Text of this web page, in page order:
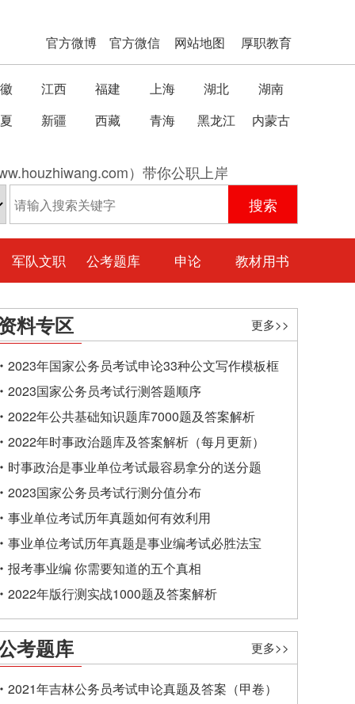
官方微博 官方微信 网站地图 厚职教育
江西 福建 上海 湖北
湖南
新疆 西藏 青海 黑龙江 内蒙古
）带你公职上岸
军队文职 公考题库 申论 教材用书
料专区 更多>>
2023年国家公务员考试申论33种公文写作模板框
架
2023国家公务员考试行测答题顺序
2022年公共基础知识题库7000题及答案解析
2022年时事政治题库及答案解析（每月更新）
时事政治是事业单位考试最容易拿分的送分题
2023国家公务员考试行测分值分布
事业单位考试历年真题如何有效利用
事业单位考试历年真题是事业编考试必胜法宝
报考事业编 你需要知道的五个真相
2022年版行测实战1000题及答案解析
考题库 更多>>
2021年吉林公务员考试申论真题及答案（甲卷）